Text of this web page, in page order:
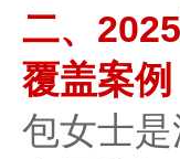
二、
覆盖案例
包女士